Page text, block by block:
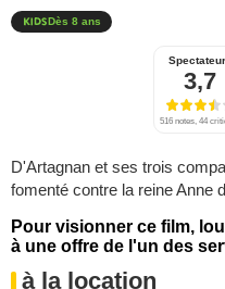
Dès 8 ans
3,7
516 notes, 44
D'Artagnan et ses trois
fomenté contre la reine Anne
Pour visionner ce film,
à une offre de l'un des
à la location